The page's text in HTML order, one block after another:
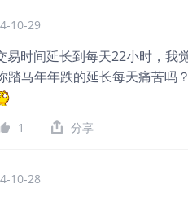
10-29
易时间延长到每天22小时，我
踏马年年跌的延长每天痛苦吗
1 分享
10-28